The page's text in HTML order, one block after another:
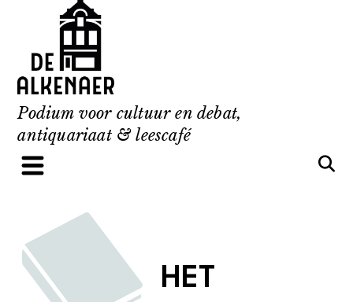
content
Podium voor cultuur en debat,
antiquariaat & leescafé
HET